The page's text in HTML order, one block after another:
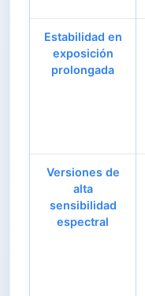
Estabilidad en
exposición
prolongada
Versiones de
alta
sensibilidad
espectral